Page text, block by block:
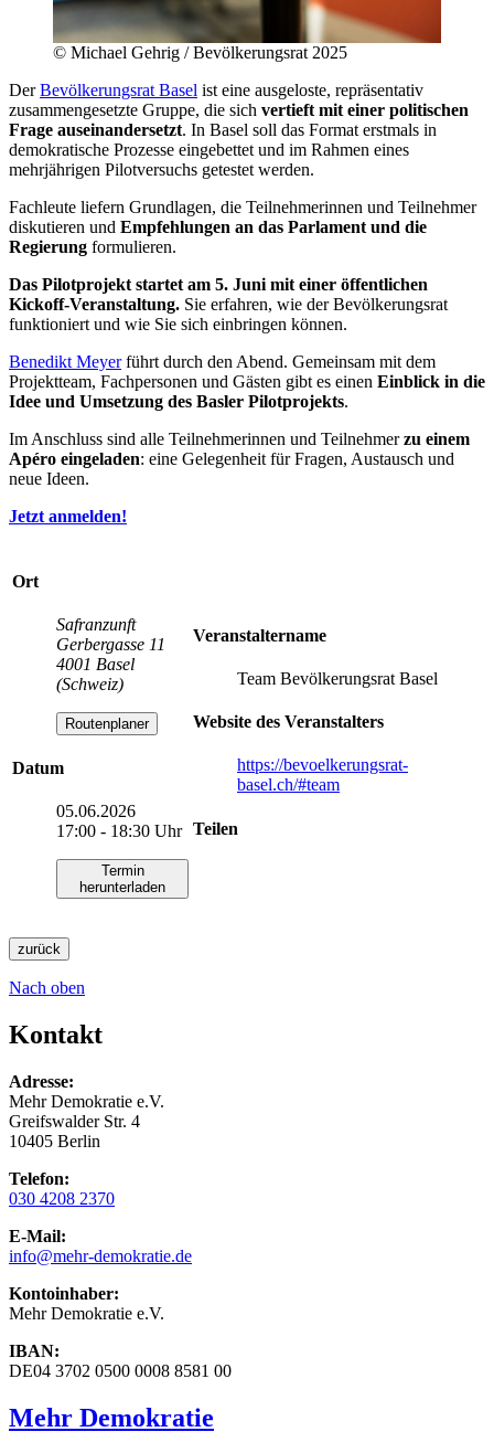
© Michael Gehrig / Bevölkerungsrat 2025
DerBevölkerungsrat Basel ist eine ausgeloste, repräsentativ
zusammengesetzte Gruppe, die sich vertieft mit einer politischen
Frage auseinandersetzt. In Basel soll das Format erstmals in
demokratische Prozesse eingebettet und im Rahmen eines
mehrjährigen Pilotversuchs getestet werden.
Fachleute liefern Grundlagen, die Teilnehmerinnen und Teilnehmer
diskutieren und Empfehlungen an das Parlament und die
Regierung formulieren.
Das Pilotprojekt startet am 5. Juni mit einer öffentlichen
Kickoff-Veranstaltung. Sie erfahren, wie der Bevölkerungsrat
funktioniert und wie Sie sich einbringen können.
Benedikt Meyerführt durch den Abend. Gemeinsam mit dem
Projektteam, Fachpersonen und Gästen gibt es einen Einblick in die
Idee und Umsetzung des Basler Pilotprojekts.
Im Anschluss sind alle Teilnehmerinnen und Teilnehmerzu einem
Apéro eingeladen: eine Gelegenheit für Fragen, Austausch und
neue Ideen.
Jetzt anmelden!
Ort
Safranzunft
Gerbergasse 11
4001 Basel
(Schweiz)
Routenplaner
Datum
05.06.2026
17:00 - 18:30 Uhr
Termin
herunterladen
Veranstaltername
Team Bevölkerungsrat Basel
Website des Veranstalters
https://bevoelkerungsrat-
basel.ch/#team
Teilen
zurück
Nach oben
Kontakt
Adresse:
Mehr Demokratie e.V.
Greifswalder Str. 4
10405 Berlin
Telefon:
030 4208 2370
E-Mail:
info@mehr-demokratie.de
Kontoinhaber:
Mehr Demokratie e.V.
IBAN:
DE04 3702 0500 0008 8581 00
Mehr Demokratie